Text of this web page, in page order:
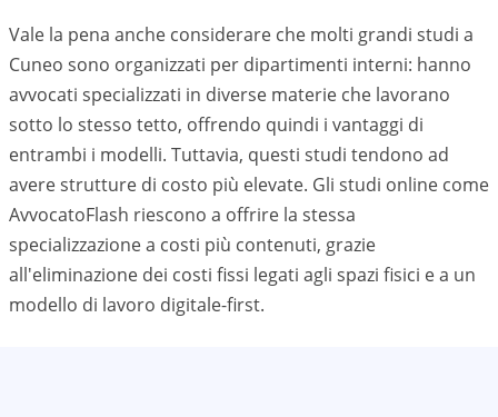
Vale la pena anche considerare che molti grandi studi a
Cuneo sono organizzati per dipartimenti interni: hanno
avvocati specializzati in diverse materie che lavorano
sotto lo stesso tetto, offrendo quindi i vantaggi di
entrambi i modelli. Tuttavia, questi studi tendono ad
avere strutture di costo più elevate. Gli studi online come
AvvocatoFlash riescono a offrire la stessa
specializzazione a costi più contenuti, grazie
all'eliminazione dei costi fissi legati agli spazi fisici e a un
modello di lavoro digitale-first.